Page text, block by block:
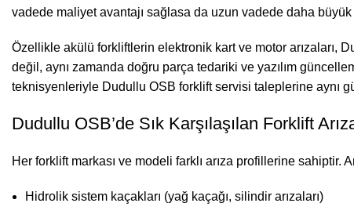
vadede maliyet avantajı sağlasa da uzun vadede daha
Özellikle akülü forkliftlerin elektronik kart ve motor arızaları,
değil, aynı zamanda doğru parça tedariki ve yazılım
teknisyenleriyle Dudullu OSB forklift servisi taleplerine aynı
Dudullu OSB’de Sık Karşılaşılan Forklift
Her forklift markası ve modeli farklı arıza profillerine
Hidrolik sistem kaçakları (yağ kaçağı, silindir arızaları)